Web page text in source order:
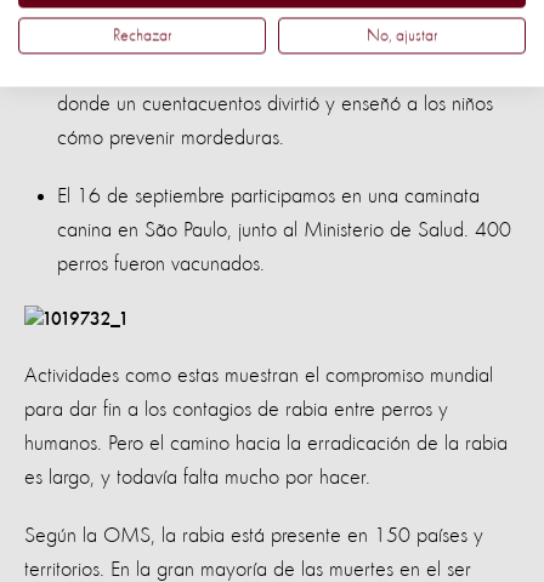
El 24 de septiembre, participamos de un evento
donde un cuentacuentos divirtió y enseñó a los niños
cómo prevenir mordeduras.
El 16 de septiembre participamos en una caminata
canina en São Paulo, junto al Ministerio de Salud. 400
perros fueron vacunados.
Actividades como estas muestran el compromiso mundial
para dar fin a los contagios de rabia entre perros y
humanos. Pero el camino hacia la erradicación de la rabia
es largo, y todavía falta mucho por hacer.
Según la OMS, la rabia está presente en 150 países y
territorios. En la gran mayoría de las muertes en el ser
Rechazar No, ajustar